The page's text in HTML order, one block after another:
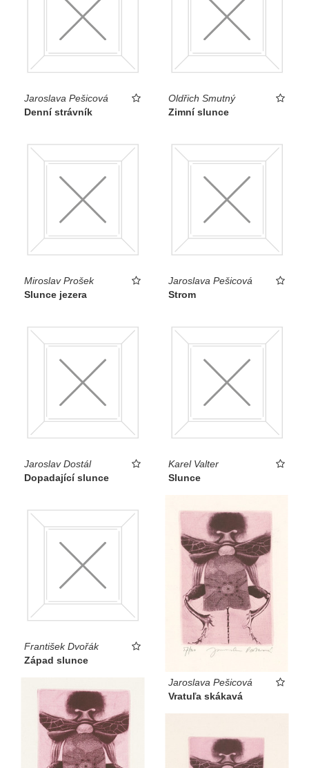
Jaroslava Pešicová
Denní strávník
Oldřich Smutný
Zimní slunce
Miroslav Prošek
Slunce jezera
Jaroslava Pešicová
Strom
Jaroslav Dostál
Dopadající slunce
Karel Valter
Slunce
František Dvořák
Západ slunce
Jaroslava Pešicová
Vratuľa skákavá